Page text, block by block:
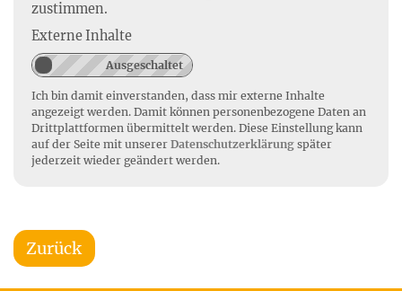
zustimmen.
Externe Inhalte
Ich bin damit einverstanden, dass mir externe Inhalte
angezeigt werden. Damit können personenbezogene Daten an
Drittplattformen übermittelt werden. Diese Einstellung kann
auf der Seite mit unserer Datenschutzerklärung später
jederzeit wieder geändert werden.
Zurück